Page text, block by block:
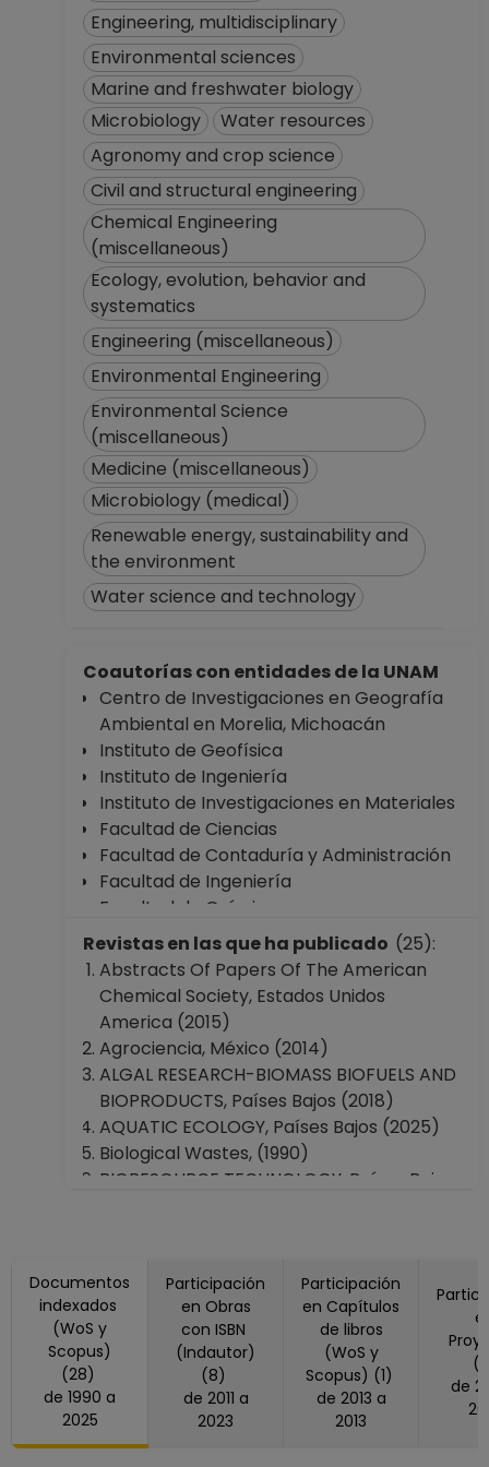
Engineering, multidisciplinary
Environmental sciences
Marine and freshwater biology
Microbiology
Water resources
Agronomy and crop science
Civil and structural engineering
Chemical Engineering
(miscellaneous)
Ecology, evolution, behavior and
systematics
Engineering (miscellaneous)
Environmental Engineering
Environmental Science
(miscellaneous)
Medicine (miscellaneous)
Microbiology (medical)
Renewable energy, sustainability and
the environment
Water science and technology
Coautorías con entidades de la UNAM
Centro de Investigaciones en Geografía
Ambiental en Morelia, Michoacán
Instituto de Geofísica
Instituto de Ingeniería
Instituto de Investigaciones en Materiales
Facultad de Ciencias
Facultad de Contaduría y Administración
Facultad de Ingeniería
Facultad de Química
Facultad de Estudios Superiores "Iztacala"
Escuela Nacional de Estudios Superiores,
Unidad Mérida, Yucatán
Dirección General de Asuntos del
Personal Académico
Revistas en las que ha publicado (25):
Abstracts Of Papers Of The American
Chemical Society, Estados Unidos
America (2015)
Agrociencia, México (2014)
ALGAL RESEARCH-BIOMASS BIOFUELS AND
BIOPRODUCTS, Países Bajos (2018)
AQUATIC ECOLOGY, Países Bajos (2025)
Biological Wastes, (1990)
BIORESOURCE TECHNOLOGY, Países Bajos
(2016)
Ecosistemas Y Recursos Agropecuarios,
México (2017)
ENVIRONMENTAL EARTH SCIENCES,
Estados Unidos America (2017)
ENVIRONMENTAL PROGRESS &
SUSTAINABLE ENERGY, Estados Unidos
Documentos
indexados
(WoS y
Scopus)
(28)
de 1990 a
2025
Participación
en Obras
con ISBN
(Indautor)
(8)
de 2011 a
2023
Participación
en Capítulos
de libros
(WoS y
Scopus) (1)
de 2013 a
2013
de 2018 a